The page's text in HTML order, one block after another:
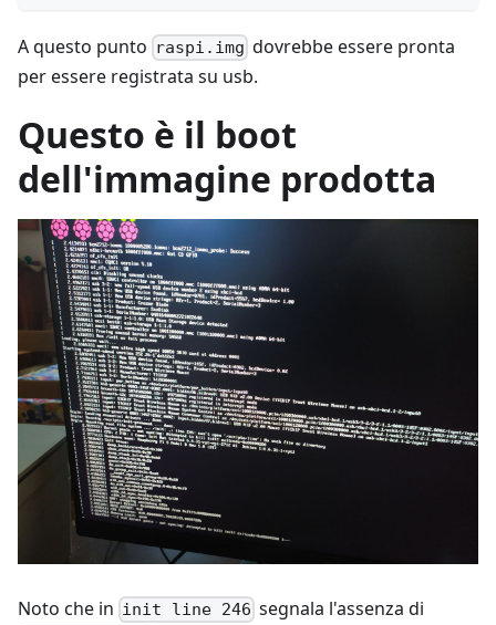
A questo punto raspi.img dovrebbe essere pronta
per essere registrata su usb.
Questo è il boot
dell'immagine prodotta
Noto che in init line 246 segnala l'assenza di